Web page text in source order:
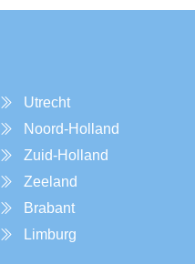
Utrecht
Noord-Holland
Zuid-Holland
Zeeland
Brabant
Limburg